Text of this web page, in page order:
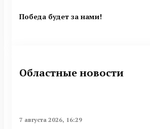
Победа будет за нами!
Областные новости
7 августа 2026, 16:29